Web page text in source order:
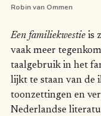
Robin van Ommen
Een familiekwestieis
vaak meer
taalgebruik in het
lijkt te staan van de
toonzettingen en
Nederlandse